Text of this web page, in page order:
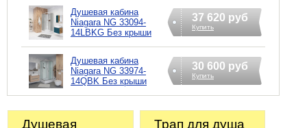
Душевая кабина
Niagara NG 33094-
14LBKG Без крыши
37 620 руб
Купить
Душевая кабина
Niagara NG 33974-
14QBK Без крыши
30 600 руб
Купить
Душевая
Трап для душа